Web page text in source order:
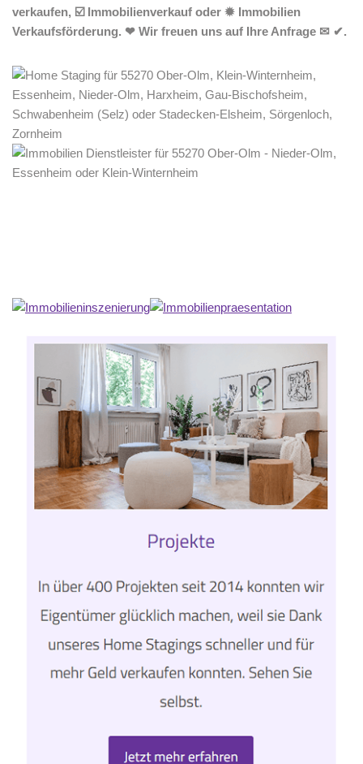
verkaufen, ☑️ Immobilienverkauf oder ✹ Immobilien
Verkaufsförderung. ❤ Wir freuen uns auf Ihre Anfrage ✉ ✔.